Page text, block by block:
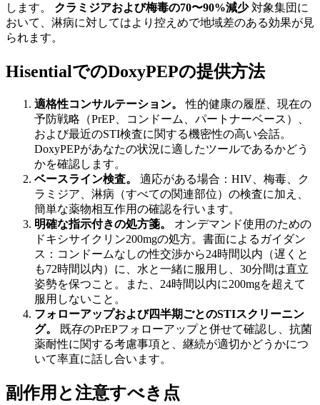
します。 クラミジアおよび梅毒の70〜90%減少対象集団に
おいて、淋病に対してはより控えめで地域差のある効果が見
られます。
HisentialでのDoxyPEPの提供方法
適格性コンサルテーション。
性的健康の履歴、現在の
予防戦略（PrEP、コンドーム、パートナーベース）、
および最近のSTI検査に関する機密性の高い会話。
DoxyPEPがあなたの状況に適したツールであるかどう
かを確認します。
ベースライン検査。
適応がある場合：HIV、梅毒、ク
ラミジア、淋病（すべての関連部位）の検査に加え、
簡単な薬物相互作用の確認を行います。
明確な指示付きの処方箋。
オンデマンド使用のための
ドキシサイクリン200mgの処方。書面によるガイダン
ス：コンドームなしの性交渉から24時間以内（遅くと
も72時間以内）に、水と一緒に服用し、30分間は直立
姿勢を保つこと。また、24時間以内に200mgを超えて
服用しないこと。
フォローアップおよび四半期ごとのSTIスクリーニン
グ。
既存のPrEPフォローアップと併せて確認し、抗菌
薬耐性に関する考慮事項と、継続が適切かどうかにつ
いて率直に話し合います。
副作用と注意すべき点